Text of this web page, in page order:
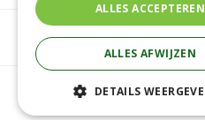
©
ALLES ACCEPTEREN
ALLES AFWIJZEN
DETAILS